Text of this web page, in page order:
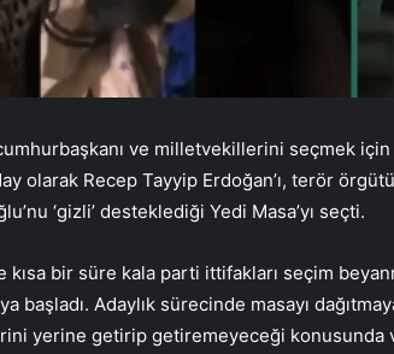
ve milletvekillerini seçmek
olarak Recep Tayyip Erdoğan’ı, terör
‘gizli’ desteklediği Yedi Masa’yı seçti.
kısa bir süre kala parti ittifakları seçim
başladı. Adaylık sürecinde masayı
yerine getirip getiremeyeceği konusunda